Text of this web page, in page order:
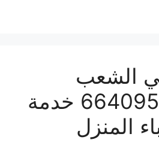
الشعب
البحري 66409555 خدمة
المنزل